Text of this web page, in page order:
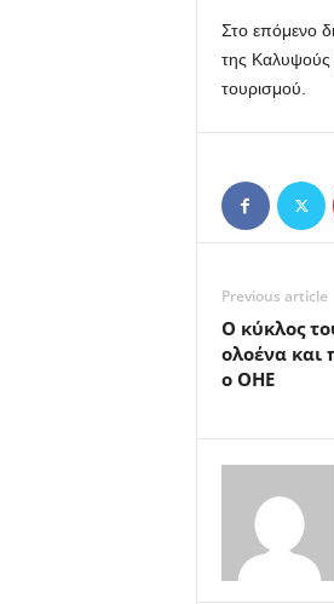
Στο επόμενο
της Καλυψούς
τουρισμού.
Previous article
Ο κύκλος
ολοένα και
ο ΟΗΕ